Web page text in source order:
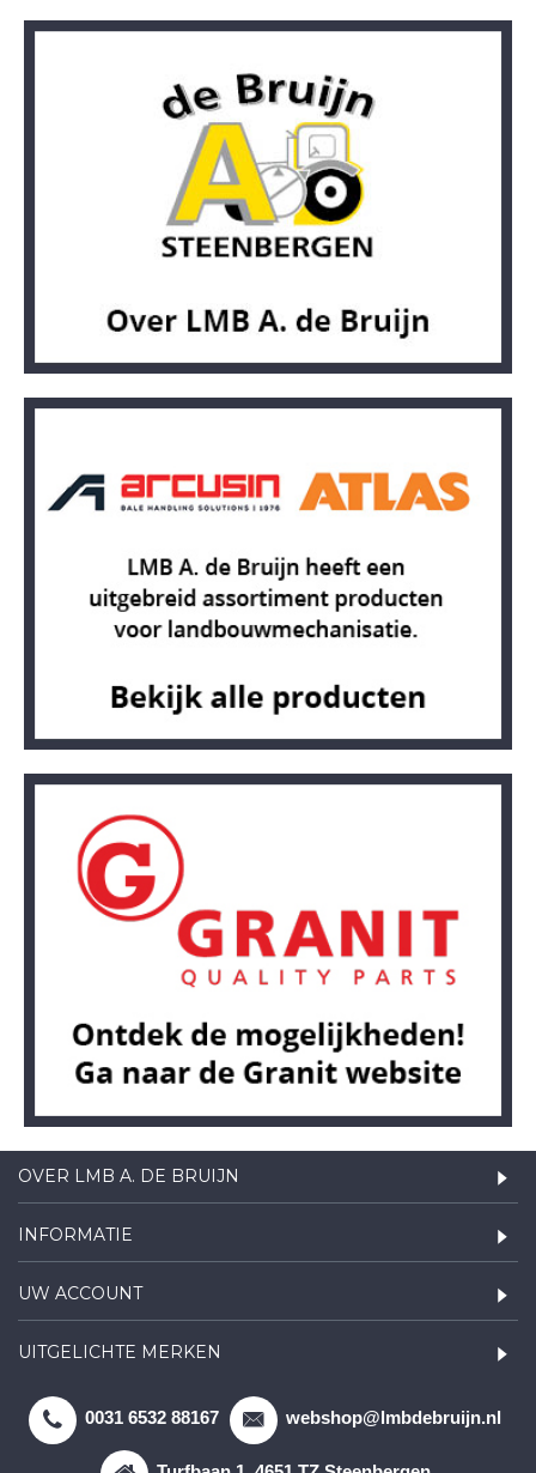
OVER LMB A. DE BRUIJN
INFORMATIE
UW ACCOUNT
UITGELICHTE MERKEN
0031 6532 88167 webshop@lmbdebruijn.nl